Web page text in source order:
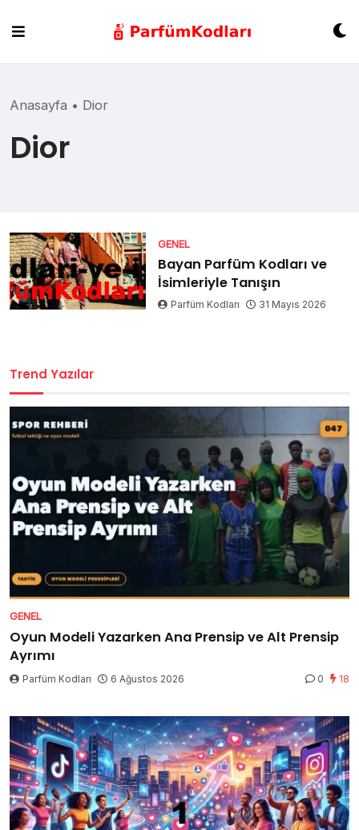
content
Anasayfa • Dior
Dior
GENEL
Bayan Parfüm Kodları ve
İsimleriyle Tanışın
Parfüm Kodları 31 Mayıs 2026
Trend Yazılar
GENEL
Oyun Modeli Yazarken Ana Prensip ve Alt Prensip
Ayrımı
Parfüm Kodları 6 Ağustos 2026 0 18